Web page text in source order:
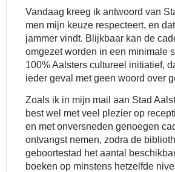
Vandaag kreeg ik antwoord van
men mijn keuze respecteert, en
jammer vindt. Blijkbaar kan de
omgezet worden in een minimale
100% Aalsters cultureel initiatief,
ieder geval met geen woord over
Zoals ik in mijn mail aan Stad
best wel met veel plezier op
en met onversneden genoegen
ontvangst nemen, zodra de
geboortestad het aantal
boeken op minstens hetzelfde